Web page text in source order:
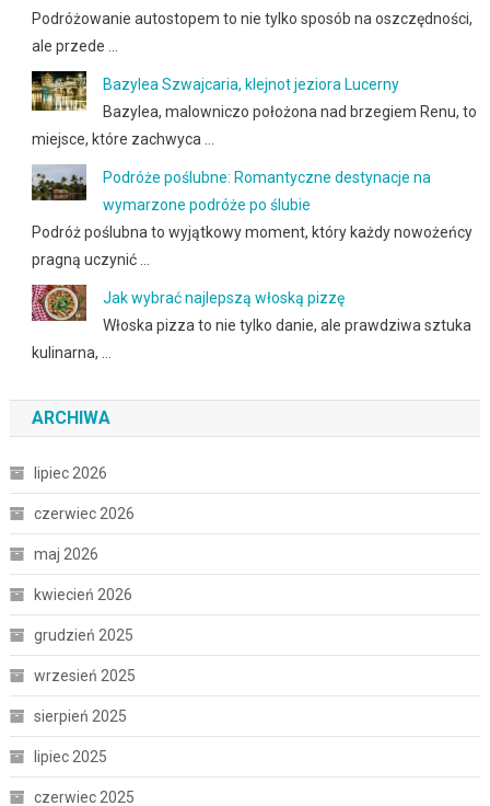
Podróżowanie autostopem to nie tylko sposób na oszczędności,
ale przede …
Bazylea Szwajcaria, klejnot jeziora Lucerny
Bazylea, malowniczo położona nad brzegiem Renu, to
miejsce, które zachwyca …
Podróże poślubne: Romantyczne destynacje na
wymarzone podróże po ślubie
Podróż poślubna to wyjątkowy moment, który każdy nowożeńcy
pragną uczynić …
Jak wybrać najlepszą włoską pizzę
Włoska pizza to nie tylko danie, ale prawdziwa sztuka
kulinarna, …
ARCHIWA
lipiec 2026
czerwiec 2026
maj 2026
kwiecień 2026
grudzień 2025
wrzesień 2025
sierpień 2025
lipiec 2025
czerwiec 2025